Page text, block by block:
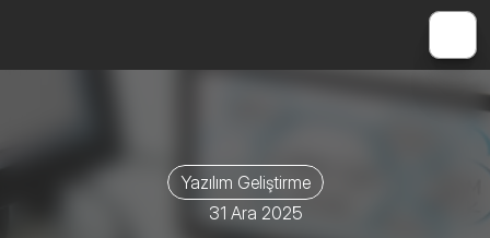
Yazılım Geliştirme
31 Ara 2025